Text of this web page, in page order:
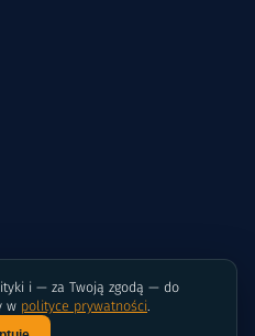
i — za Twoją zgodą — do
w polityce prywatności.